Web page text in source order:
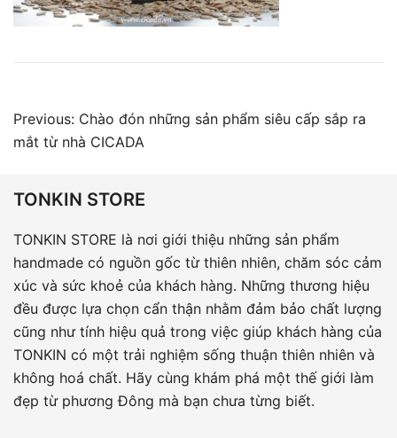
Điều
hướng
viết
Previous: Chào đón những sản phẩm siêu cấp sắp ra
mắt từ nhà CICADA
TONKIN STORE
TONKIN STORE là nơi giới thiệu những sản phẩm
handmade có nguồn gốc từ thiên nhiên, chăm sóc cảm
xúc và sức khoẻ của khách hàng. Những thương hiệu
đều được lựa chọn cẩn thận nhằm đảm bảo chất lượng
cũng như tính hiệu quả trong việc giúp khách hàng của
TONKIN có một trải nghiệm sống thuận thiên nhiên và
không hoá chất. Hãy cùng khám phá một thế giới làm
đẹp từ phương Đông mà bạn chưa từng biết.